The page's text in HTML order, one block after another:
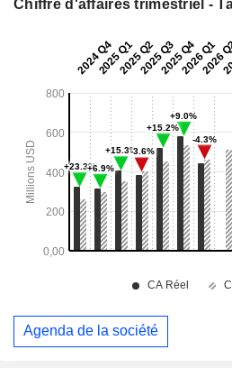
Chiffre d'affaires trimestriel -
Agenda de la société